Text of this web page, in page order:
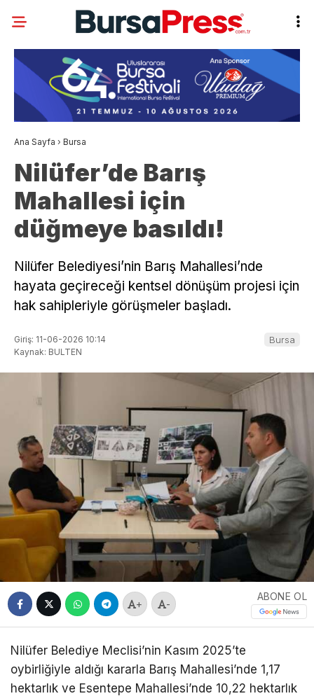
Ana Sayfa › Bursa
Nilüfer’de Barış
Mahallesi için
düğmeye basıldı!
Nilüfer Belediyesi’nin Barış Mahallesi’nde
hayata geçireceği kentsel dönüşüm projesi için
hak sahipleriyle görüşmeler başladı.
Giriş: 11-06-2026 10:14
Kaynak: BULTEN
Bursa
+ -
ABONE OL
Nilüfer Belediye Meclisi’nin Kasım 2025’te
oybirliğiyle aldığı kararla Barış Mahallesi’nde 1,17
hektarlık ve Esentepe Mahallesi’nde 10,22 hektarlık